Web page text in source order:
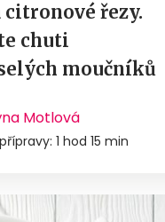
citronové řezy.
chuti
moučníků
Motlová
1 hod 15 min